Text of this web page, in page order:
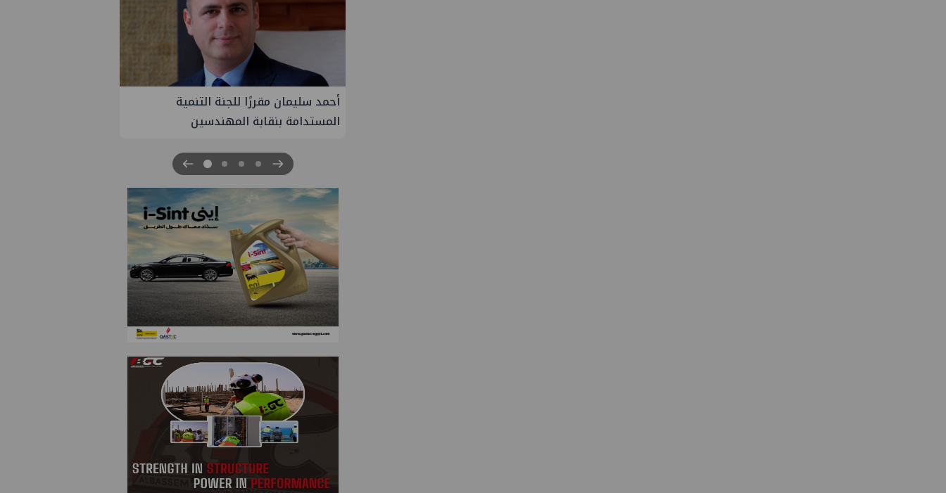
أحمد سليمان مقررًا للجنة التنمية
المستدامة بنقابة المهندسين
PMS تنهي أعمال إنزال الخطوط البحرية
الثلاث بمشروع المرحلة الرابعة لتنمية حقل
سيناء للبترول